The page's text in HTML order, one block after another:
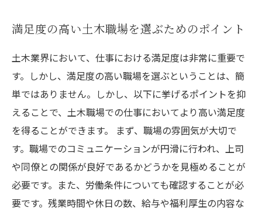
満足度の高い土木職場を選ぶためのポイント
土木業界において、仕事における満足度は非常に重要で
す。しかし、満足度の高い職場を選ぶということは、簡
単ではありません。しかし、以下に挙げるポイントを抑
えることで、土木職場での仕事においてより高い満足度
を得ることができます。 まず、職場の雰囲気が大切で
す。職場でのコミュニケーションが円滑に行われ、上司
や同僚との関係が良好であるかどうかを見極めることが
必要です。また、労働条件についても確認することが必
要です。残業時間や休日の数、給与や福利厚生の内容な